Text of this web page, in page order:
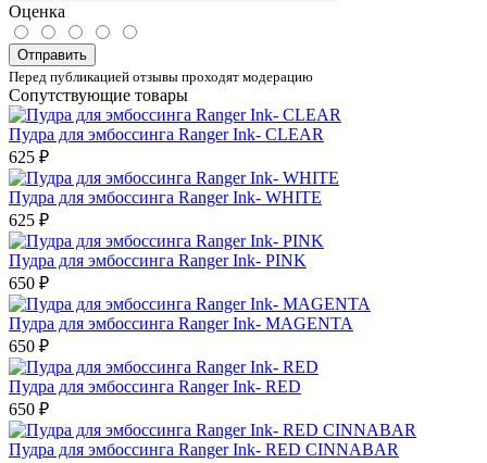
Оценка
Отправить
Перед публикацией отзывы проходят модерацию
Сопутствующие товары
Пудра для эмбоссинга Ranger Ink- CLEAR
625 ₽
Пудра для эмбоссинга Ranger Ink- WHITE
625 ₽
Пудра для эмбоссинга Ranger Ink- PINK
650 ₽
Пудра для эмбоссинга Ranger Ink- MAGENTA
650 ₽
Пудра для эмбоссинга Ranger Ink- RED
650 ₽
Пудра для эмбоссинга Ranger Ink- RED CINNABAR